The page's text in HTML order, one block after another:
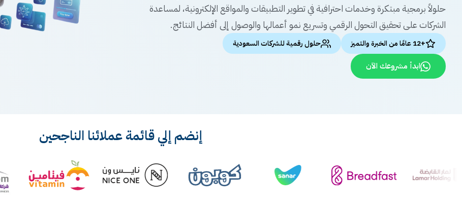
حلولاً برمجية مبتكرة وخدمات احترافية في تطوير التطبيقات والمواقع الإلكترونية، لمساعدة
الشركات على تحقيق التحول الرقمي وتسريع نمو أعمالها والوصول إلى أفضل النتائج.
+12 عامًا من الخبرة والتميز حلول رقمية للشركات السعودية
ابدأ مشروعك الآن
إنضم إلي قائمة عملائنا الناجحين